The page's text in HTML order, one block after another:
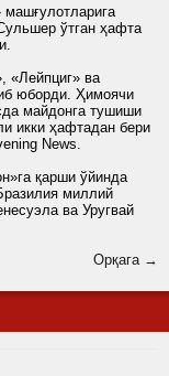
ўтган ҳафта
«Лейпциг» ва
юборди. Ҳимоячи
майдонга тушиши
икки ҳафтадан бери
News.
қарши ўйинда
миллий
ва Уругвай
Орқага →